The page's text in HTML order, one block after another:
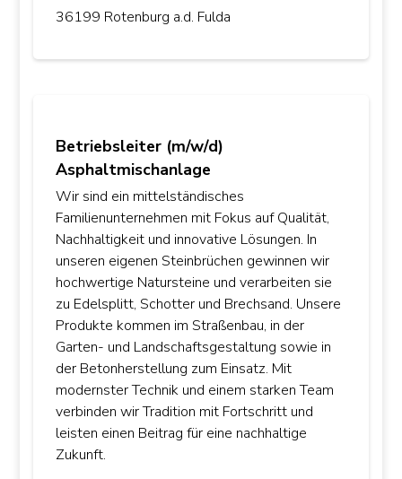
36199 Rotenburg a.d. Fulda
Betriebsleiter (m/w/d)
Asphaltmischanlage
Wir sind ein mittelständisches
Familienunternehmen mit Fokus auf Qualität,
Nachhaltigkeit und innovative Lösungen. In
unseren eigenen Steinbrüchen gewinnen wir
hochwertige Natursteine und verarbeiten sie
zu Edelsplitt, Schotter und Brechsand. Unsere
Produkte kommen im Straßenbau, in der
Garten- und Landschaftsgestaltung sowie in
der Betonherstellung zum Einsatz. Mit
modernster Technik und einem starken Team
verbinden wir Tradition mit Fortschritt und
leisten einen Beitrag für eine nachhaltige
Zukunft.